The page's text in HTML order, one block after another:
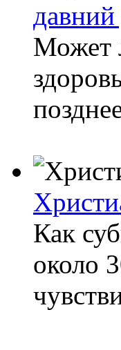
давний
Может
Как
около